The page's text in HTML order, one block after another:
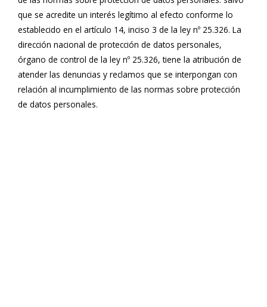
que se acredite un interés legítimo al efecto conforme lo
establecido en el artículo 14, inciso 3 de la ley nº 25.326. La
dirección nacional de protección de datos personales,
órgano de control de la ley nº 25.326, tiene la atribución de
atender las denuncias y reclamos que se interpongan con
relación al incumplimiento de las normas sobre protección
de datos personales.